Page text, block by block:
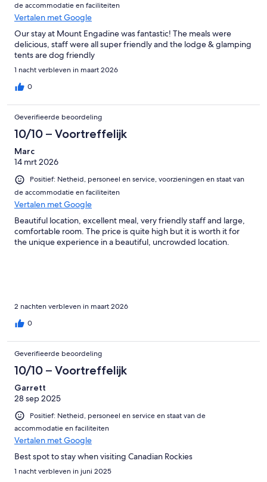
de accommodatie en faciliteiten
Vertalen met Google
Our stay at Mount Engadine was fantastic! The meals were
delicious, staff were all super friendly and the lodge & glamping
tents are dog friendly
1 nacht verbleven in maart 2026
0
Geverifieerde beoordeling
10/10 – Voortreffelijk
Marc
14 mrt 2026
Positief: Netheid, personeel en service, voorzieningen en staat van
de accommodatie en faciliteiten
Vertalen met Google
Beautiful location, excellent meal, very friendly staff and large,
comfortable room. The price is quite high but it is worth it for
the unique experience in a beautiful, uncrowded location.
2 nachten verbleven in maart 2026
0
Geverifieerde beoordeling
10/10 – Voortreffelijk
Garrett
28 sep 2025
Positief: Netheid, personeel en service en staat van de
accommodatie en faciliteiten
Vertalen met Google
Best spot to stay when visiting Canadian Rockies
1 nacht verbleven in juni 2025